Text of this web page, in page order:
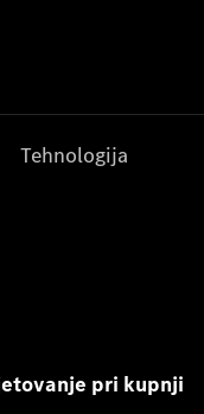
Tehnologija
pri kupnji